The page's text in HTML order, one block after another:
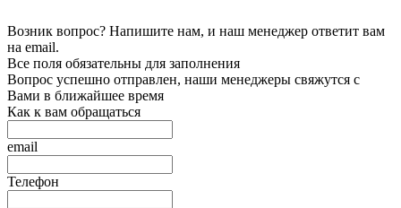
Возник вопрос? Напишите нам, и наш менеджер ответит вам
на email.
Все поля обязательны для заполнения
Вопрос успешно отправлен, наши менеджеры свяжутся с
Вами в ближайшее время
Как к вам обращаться
email
Телефон